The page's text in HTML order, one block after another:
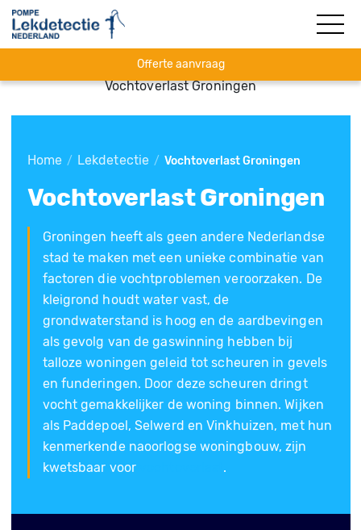
Offerte aanvraag
Vochtoverlast Groningen
Home / Lekdetectie / Vochtoverlast Groningen
Vochtoverlast Groningen
Groningen heeft als geen andere Nederlandse
stad te maken met een unieke combinatie van
factoren die vochtproblemen veroorzaken. De
kleigrond houdt water vast, de
grondwaterstand is hoog en de aardbevingen
als gevolg van de gaswinning hebben bij
talloze woningen geleid tot scheuren in gevels
en funderingen. Door deze scheuren dringt
vocht gemakkelijker de woning binnen. Wijken
als Paddepoel, Selwerd en Vinkhuizen, met hun
kenmerkende naoorlogse woningbouw, zijn
kwetsbaar voor
.